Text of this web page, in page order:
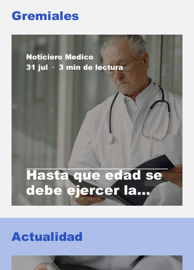
Gremiales
Hasta que edad se
debe ejercer la
medicina
Noticiero Medico
31 jul
3 min de lectura
Actualidad